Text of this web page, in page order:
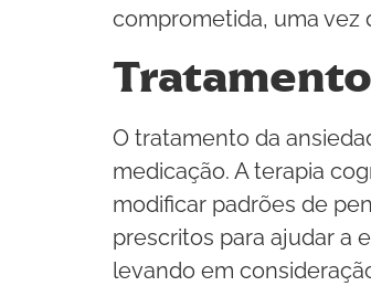
comprometida, uma vez
O tratamento da
medicação. A terapia
modificar padrões de
prescritos para ajudar a
levando em